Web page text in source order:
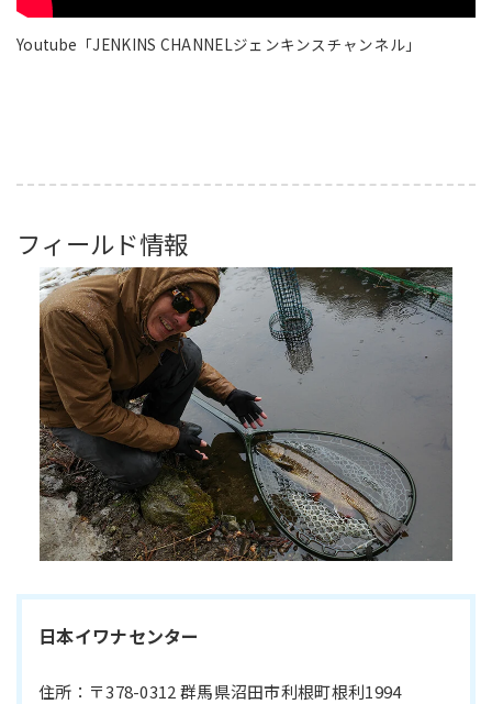
Youtube「JENKINS CHANNELジェンキンスチャンネル」
フィールド情報
日本イワナセンター
住所：〒378-0312 群馬県沼田市利根町根利1994